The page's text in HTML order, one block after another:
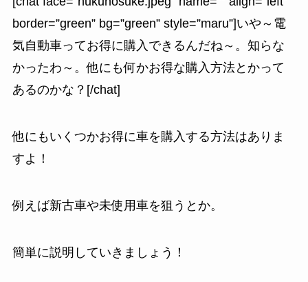
border=”green” bg=”green” style=”maru”]いや～電
気自動車ってお得に購入できるんだね～。知らな
かったわ～。他にも何かお得な購入方法とかって
あるのかな？[/chat]
他にもいくつかお得に車を購入する方法はありま
すよ！
例えば新古車や未使用車を狙うとか。
簡単に説明していきましょう！